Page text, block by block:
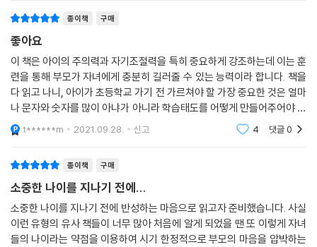
주의력에서 나온다는 사실을 기억해야 한다.
[마법의 열쇠 III. 자기 조절력]
자기 조절력은 자존감, 자기 효능감, 사회성, 끈기와 인내, 회복 탄력성을
모두 포함하는 가장 강력한 능력으로, 스트레스를 받거나 과제가 어렵다고
생각되는 순간에 자신의 감정을 조절해서 보다 현명한 선택을 하는 힘이기
도 하다. 자기 조절력은 4~7세 아이의 발달을 위한 마법의 열쇠 3가지 중
고 한다. 이때 아이는 그림도 완성하고 싶고, 친구와 놀고도 싶은 마음을 잘
조절해 “좀 기다려줄래?(그림을 완성하고 싶은 마음) 이거 다 하고 너랑
놀게(친구와 놀고 싶은 마음)”라고 이야기한다. 이처럼 자기 조절력의 발
달은 아무리 힘든 상황을 맞닥뜨려도 충분히 해결할 수 있다는 긍정적인
정서로 이어지는 것이다.
종이책 구매
좋아요
이 책은 아이의 주의력과 자기조절력을 특히 중요하게 강조하는데 이는 훈
련을 통해 부모가 자녀에게 충분히 길러줄 수 있는 능력이라 합니다. 책을
다 읽고 나니, 아이가 초등학교 가기 전 가르쳐야 할 가장 중요한 것은 얼마
나 문자와 숫자를 많이 아냐가 아니라 학습태도를 어떻게 만들어주어야 하
느냐, 즉 공부정서를 어떻게 부모가 잘 형성해주어야 하는가 인 것 같습니
다. 잘 읽었
t******m 2021.09.28. 신고 4 댓글0
종이책 구매
소중한 나이를 지나기 전에...
소중한 나이를 지나기 전에 반성하는 마음으로 읽고자 준비했습니다. 사실
이런 유형의 유사 책들이 너무 많아 처음에 알게 되었을 땐 또 이렇게 자녀
들의 나이라는 약점을 이용하여 시기 한정적으로 부모의 마음을 압박하는